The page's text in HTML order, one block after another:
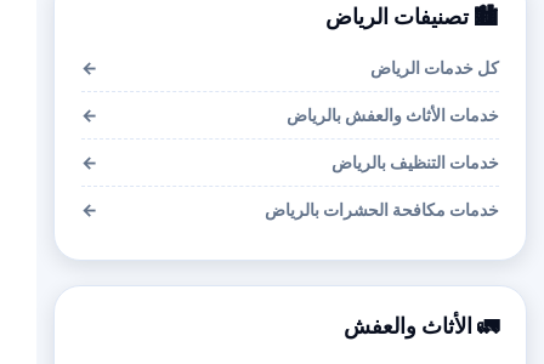
🏙️ تصنيفات الرياض
كل خدمات الرياض ←
خدمات الأثاث والعفش بالرياض ←
خدمات التنظيف بالرياض ←
خدمات مكافحة الحشرات بالرياض ←
🚛 الأثاث والعفش